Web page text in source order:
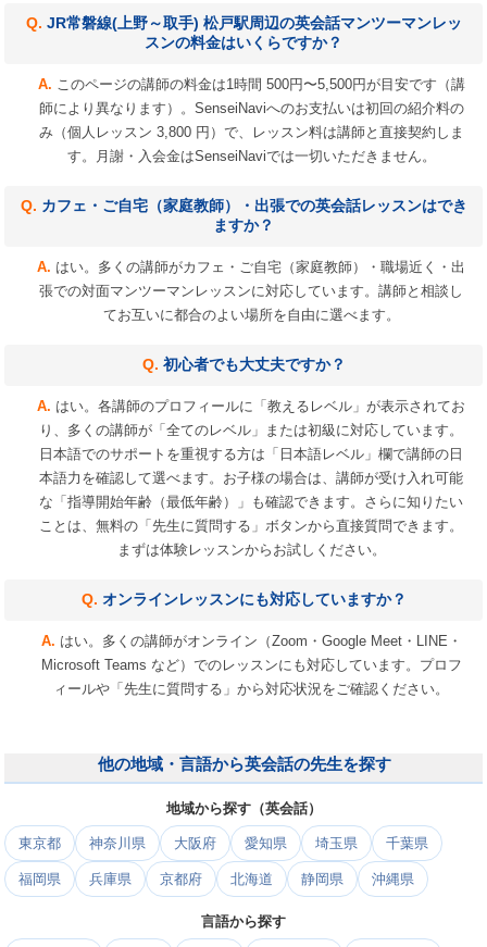
JR常磐線(上野～取手) 松戸駅周辺の英会話マンツーマンレッ
スンの料金はいくらですか？
このページの講師の料金は1時間 500円〜5,500円が目安です（講
師により異なります）。SenseiNaviへのお支払いは初回の紹介料の
み（個人レッスン 3,800 円）で、レッスン料は講師と直接契約しま
す。月謝・入会金はSenseiNaviでは一切いただきません。
カフェ・ご自宅（家庭教師）・出張での英会話レッスンはでき
ますか？
はい。多くの講師がカフェ・ご自宅（家庭教師）・職場近く・出
張での対面マンツーマンレッスンに対応しています。講師と相談し
てお互いに都合のよい場所を自由に選べます。
初心者でも大丈夫ですか？
はい。各講師のプロフィールに「教えるレベル」が表示されてお
り、多くの講師が「全てのレベル」または初級に対応しています。
日本語でのサポートを重視する方は「日本語レベル」欄で講師の日
本語力を確認して選べます。お子様の場合は、講師が受け入れ可能
な「指導開始年齢（最低年齢）」も確認できます。さらに知りたい
ことは、無料の「先生に質問する」ボタンから直接質問できます。
まずは体験レッスンからお試しください。
オンラインレッスンにも対応していますか？
はい。多くの講師がオンライン（Zoom・Google Meet・LINE・
Microsoft Teams など）でのレッスンにも対応しています。プロフ
ィールや「先生に質問する」から対応状況をご確認ください。
他の地域・言語から英会話の先生を探す
地域から探す（英会話）
東京都 神奈川県 大阪府 愛知県 埼玉県 千葉県
福岡県 兵庫県 京都府 北海道 静岡県 沖縄県
言語から探す